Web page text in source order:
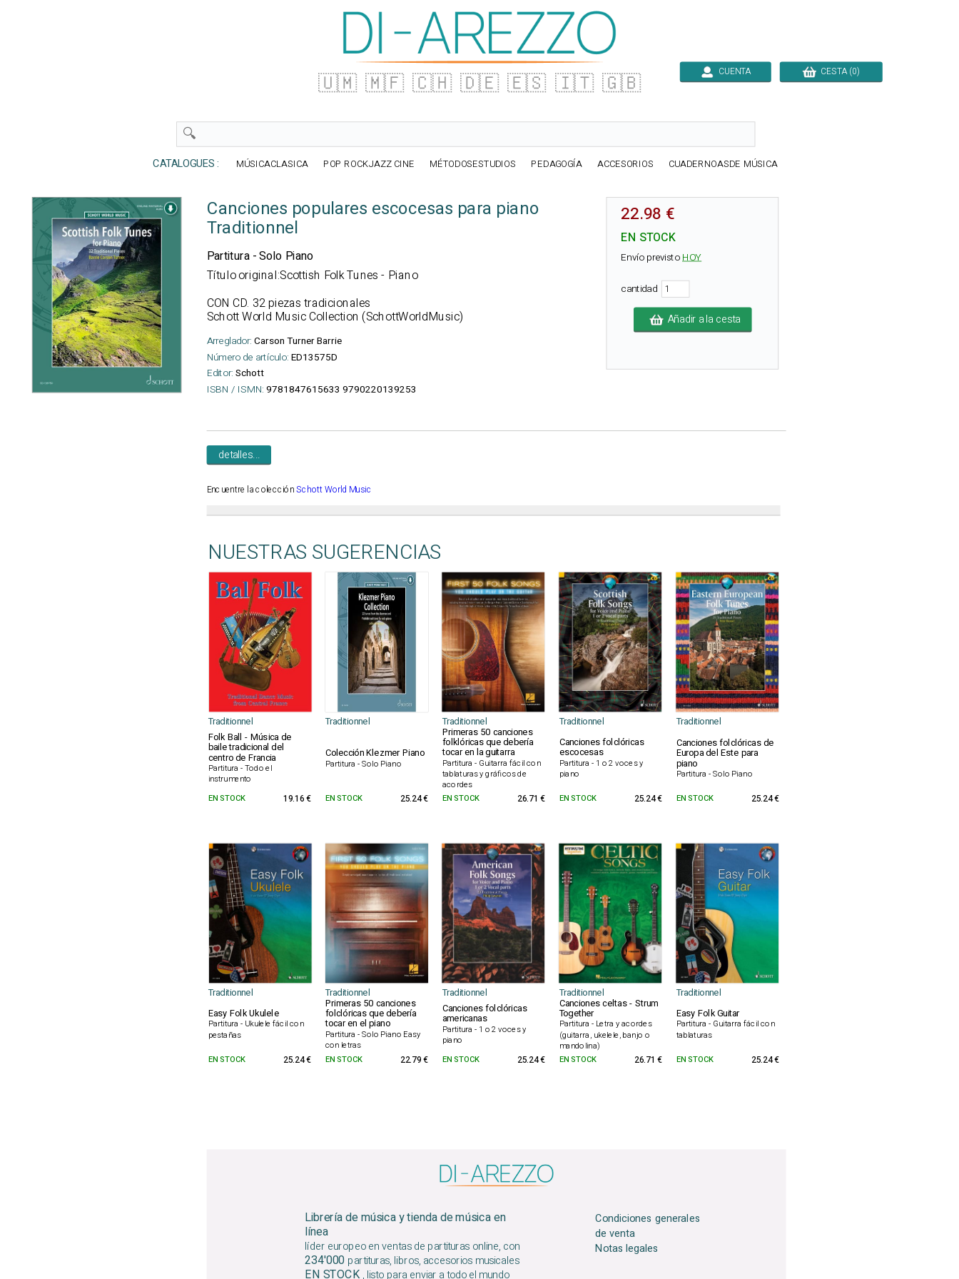
🇺🇲 🇲🇫 🇨🇭 🇩🇪 🇪🇸 🇮🇹 🇬🇧 CUENTA CESTA (0)
CATALOGUES : MÚSICACLASICA POP ROCKJAZZ CINE MÉTODOSESTUDIOS PEDAGOGÍA ACCESORIOS CUADERNOASDE MÚSICA
Canciones populares escocesas para piano
Traditionnel
Partitura - Solo Piano
Título original:Scottish Folk Tunes - Piano
CON CD. 32 piezas tradicionales
Schott World Music Collection (SchottWorldMusic)
Arreglador: Carson Turner Barrie
Número de artículo: ED13575D
Editor: Schott
ISBN / ISMN: 9781847615633 9790220139253
22.98 €
EN STOCK
Envío previstoHOY
cantidad
Añadir a la cesta
detalles...
Encuentre la colecciónSchott World Music
NUESTRAS SUGERENCIAS
Traditionnel Traditionnel Traditionnel Traditionnel
Traditionnel
Folk Ball - Música de
baile tradicional del
centro de Francia
Partitura - Todo el
instrumento
Colección Klezmer Piano
Partitura - Solo Piano
Primeras 50 canciones
folklóricas que debería
tocar en la guitarra
Partitura - Guitarra fácil con
tablaturas y gráficos de
acordes
Canciones folclóricas
escocesas
Partitura - 1 o 2 voces y
piano
Canciones folclóricas de
Europa del Este para
piano
Partitura - Solo Piano
EN STOCK 19.16 € EN STOCK 25.24 € EN STOCK 26.71 € EN STOCK 25.24 € EN STOCK 25.24 €
Traditionnel Traditionnel Traditionnel Traditionnel Traditionnel
Easy Folk Ukulele
Partitura - Ukulele fácil con
pestañas
Primeras 50 canciones
folclóricas que debería
tocar en el piano
Partitura - Solo Piano Easy
con letras
Canciones folclóricas
americanas
Partitura - 1 o 2 voces y
piano
Canciones celtas - Strum
Together
Partitura - Letra y acordes
(guitarra, ukelele, banjo o
mandolina)
Easy Folk Guitar
Partitura - Guitarra fácil con
tablaturas
EN STOCK 25.24 € EN STOCK 22.79 € EN STOCK 25.24 € EN STOCK 26.71 € EN STOCK 25.24 €
Librería de música y tienda de música en
línea
líder europeo en ventas de partituras online, con
234'000 partituras, libros, accesorios musicales
EN STOCK , listo para enviar a todo el mundo
Condiciones generales
de venta
Notas legales